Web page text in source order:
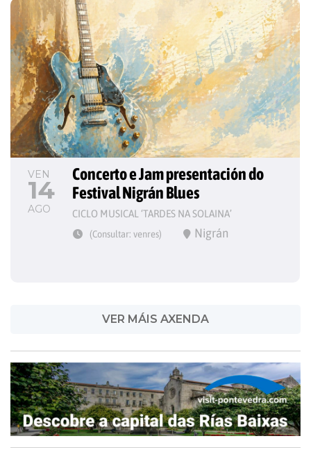
VEN
14
AGO
Concerto e Jam presentación do
Festival Nigrán Blues
CICLO MUSICAL ‘TARDES NA SOLAINA’
(Consultar: venres) Nigrán
VER MÁIS AXENDA